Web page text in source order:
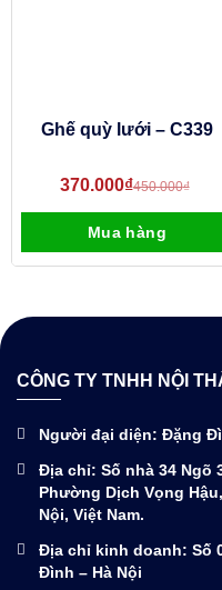
Ghế quỳ lưới – C339
450.000₫
370.000₫
Mua hàng
CÔNG TY TNHH NỘI
Người đại diện: Đặng
Địa chỉ: Số nhà 34 Ngõ
Phường Dịch Vọng
Nội, Việt Nam.
Địa chỉ kinh doanh: Số
Đình – Hà Nội